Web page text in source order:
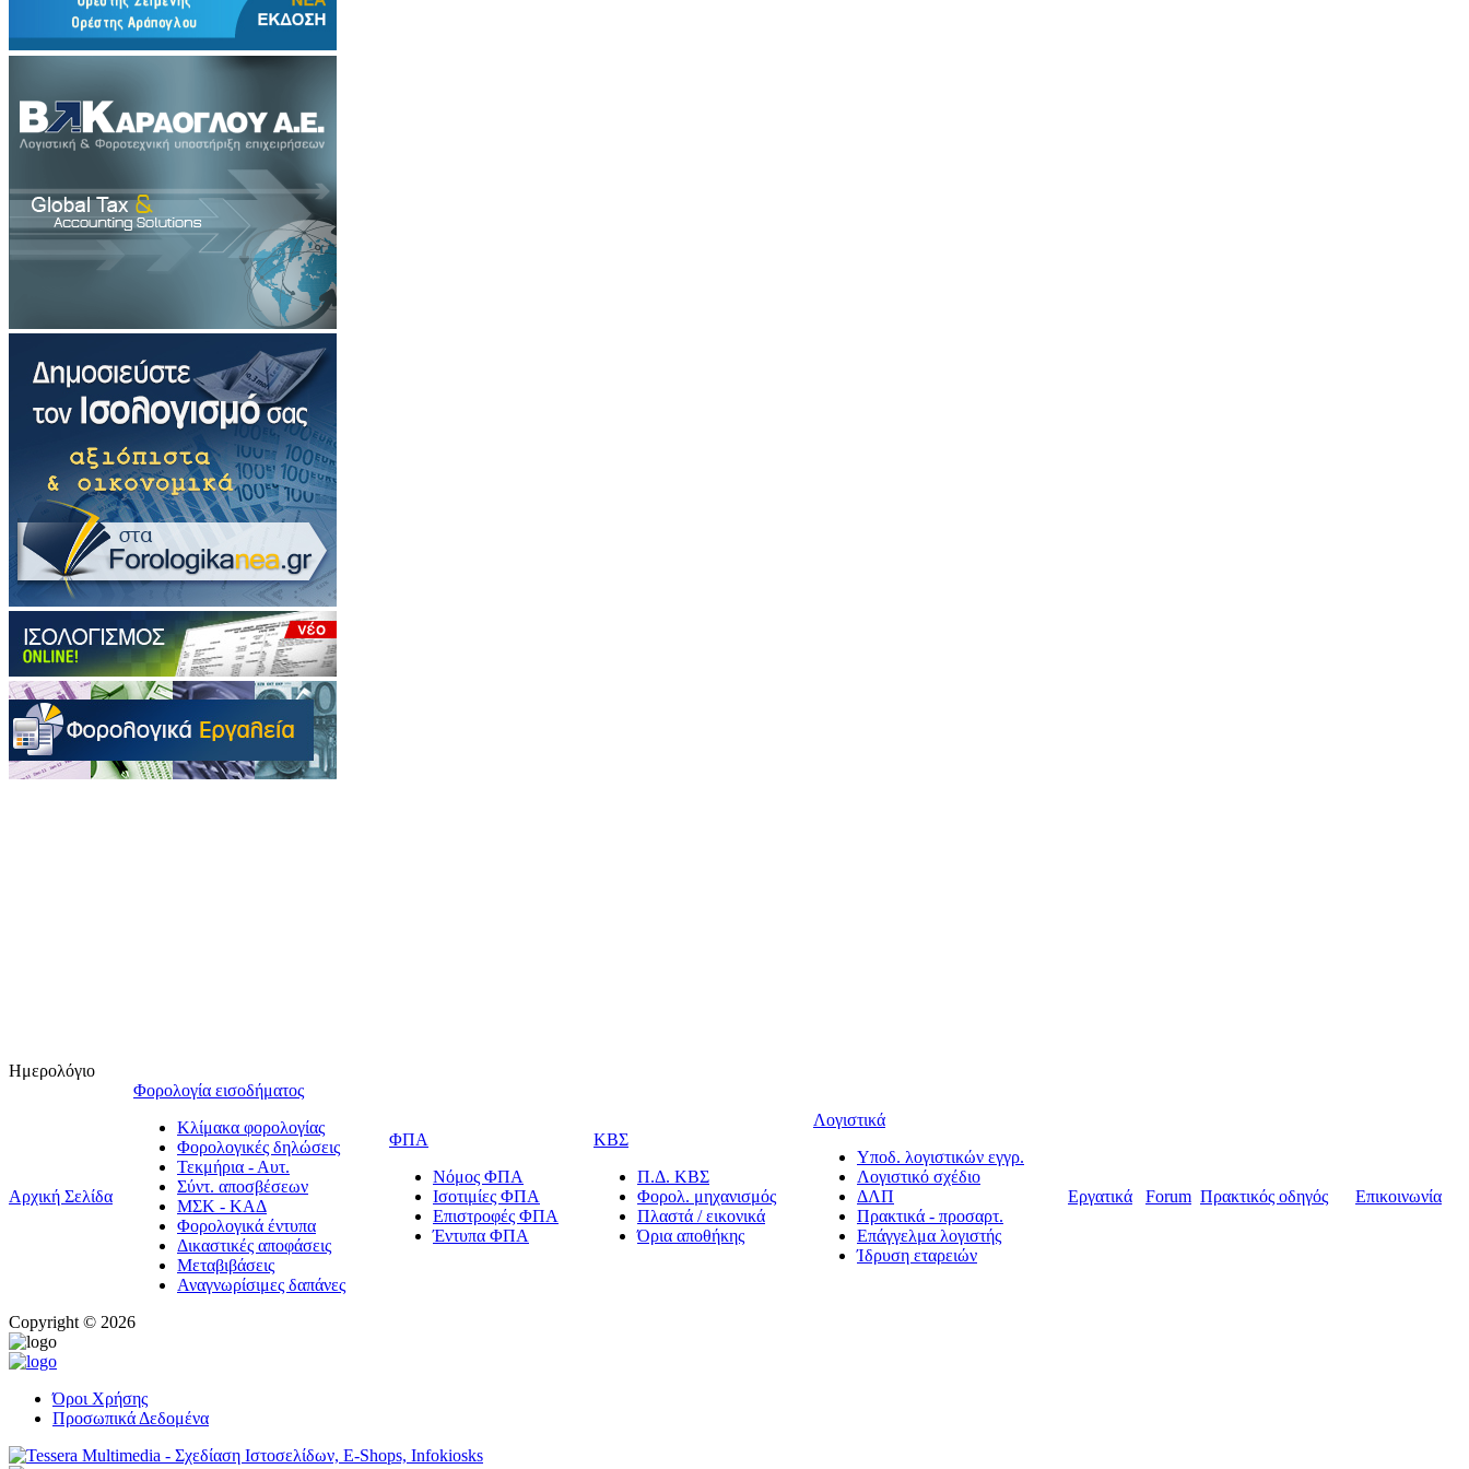
Ημερολόγιο
Αρχική Σελίδα
Φορολογία εισοδήματος
Κλίμακα φορολογίας
Φορολογικές δηλώσεις
Τεκμήρια - Αυτ.
Σύντ. αποσβέσεων
ΜΣΚ - ΚΑΔ
Φορολογικά έντυπα
Δικαστικές αποφάσεις
Μεταβιβάσεις
Αναγνωρίσιμες δαπάνες
ΦΠΑ
Νόμος ΦΠΑ
Ισοτιμίες ΦΠΑ
Επιστροφές ΦΠΑ
Έντυπα ΦΠΑ
ΚΒΣ
Π.Δ. ΚΒΣ
Φορολ. μηχανισμός
Πλαστά / εικονικά
Όρια αποθήκης
Λογιστικά
Υποδ. λογιστικών εγγρ.
Λογιστικό σχέδιο
ΔΛΠ
Πρακτικά - προσαρτ.
Επάγγελμα λογιστής
Ίδρυση εταρειών
Εργατικά Forum Πρακτικός οδηγός Επικοινωνία
Copyright © 2026
Όροι Χρήσης
Προσωπικά Δεδομένα